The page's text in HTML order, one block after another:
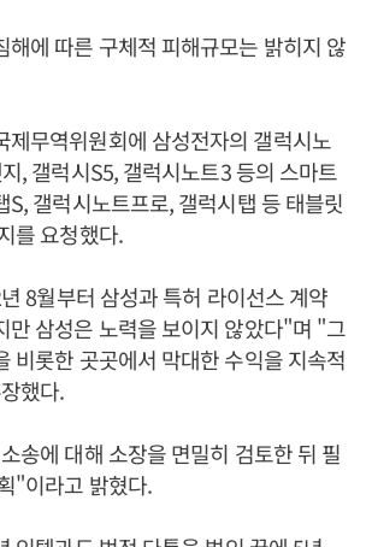
해에 따른 구체적 피해규모는 밝히지 않
제무역위원회에 삼성전자의 갤럭시노
, 갤럭시S5, 갤럭시노트3 등의 스마트
S, 갤럭시노트프로, 갤럭시탭 등 태블릿
를 요청했다.
8월부터 삼성과 특허 라이선스 계약
만 삼성은 노력을 보이지 않았다"며 "그
비롯한 곳곳에서 막대한 수익을 지속적
했다.
송에 대해 소장을 면밀히 검토한 뒤 필
"이라고 밝혔다.